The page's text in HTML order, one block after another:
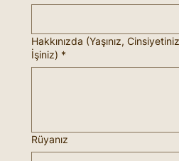
Hakkınızda (Yaşınız,
İşiniz) *
Rüyanız